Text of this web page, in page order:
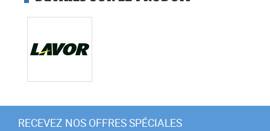
RECEVEZ NOS OFFRES SPÉCIALES